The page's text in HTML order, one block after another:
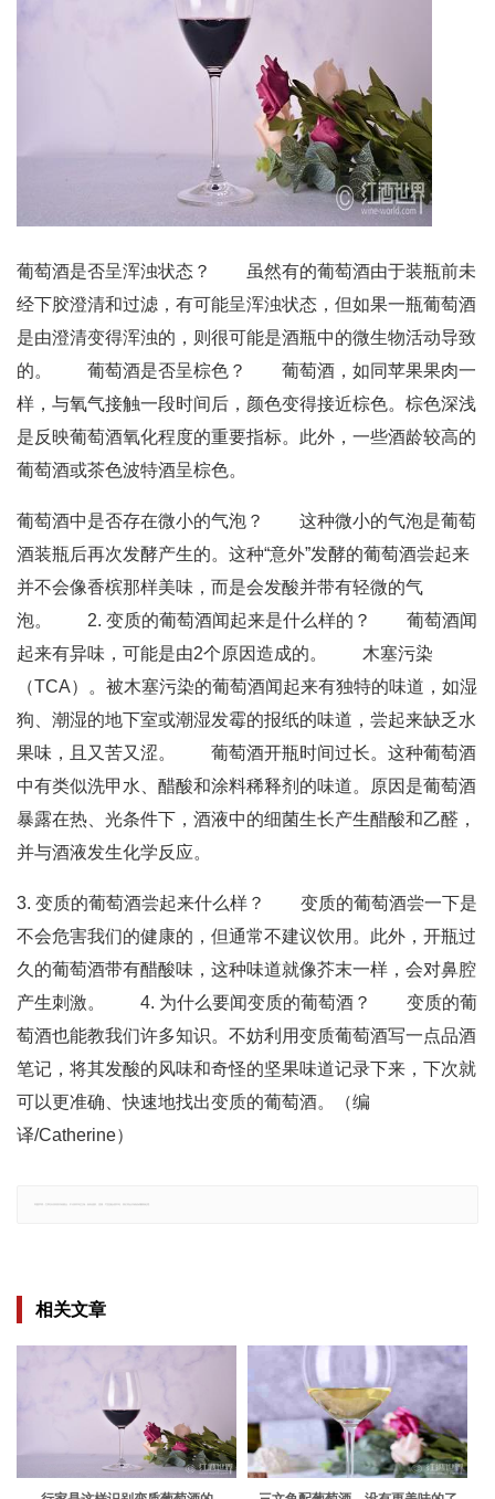
葡萄酒是否呈浑浊状态？ 虽然有的葡萄酒由于装瓶前未
经下胶澄清和过滤，有可能呈浑浊状态，但如果一瓶葡萄酒
是由澄清变得浑浊的，则很可能是酒瓶中的微生物活动导致
的。 葡萄酒是否呈棕色？ 葡萄酒，如同苹果果肉一
样，与氧气接触一段时间后，颜色变得接近棕色。棕色深浅
是反映葡萄酒氧化程度的重要指标。此外，一些酒龄较高的
葡萄酒或茶色波特酒呈棕色。
葡萄酒中是否存在微小的气泡？ 这种微小的气泡是葡萄
酒装瓶后再次发酵产生的。这种“意外”发酵的葡萄酒尝起来
并不会像香槟那样美味，而是会发酸并带有轻微的气
泡。 2. 变质的葡萄酒闻起来是什么样的？ 葡萄酒闻
起来有异味，可能是由2个原因造成的。 木塞污染
（TCA）。被木塞污染的葡萄酒闻起来有独特的味道，如湿
狗、潮湿的地下室或潮湿发霉的报纸的味道，尝起来缺乏水
果味，且又苦又涩。 葡萄酒开瓶时间过长。这种葡萄酒
中有类似洗甲水、醋酸和涂料稀释剂的味道。原因是葡萄酒
暴露在热、光条件下，酒液中的细菌生长产生醋酸和乙醛，
并与酒液发生化学反应。
3. 变质的葡萄酒尝起来什么样？ 变质的葡萄酒尝一下是
不会危害我们的健康的，但通常不建议饮用。此外，开瓶过
久的葡萄酒带有醋酸味，这种味道就像芥末一样，会对鼻腔
产生刺激。 4. 为什么要闻变质的葡萄酒？ 变质的葡
萄酒也能教我们许多知识。不妨利用变质葡萄酒写一点品酒
笔记，将其发酸的风味和奇怪的坚果味道记录下来，下次就
可以更准确、快速地找出变质的葡萄酒。（编
译/Catherine）
相关文章